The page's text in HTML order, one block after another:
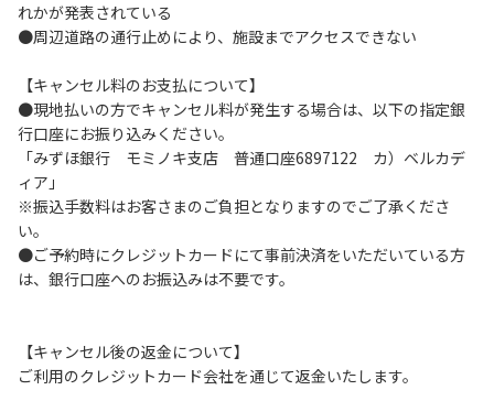
ミは持ち帰りお願いします。
６．BBQ及び焚火台の灰につきましては鎮火を確認した上で
７．暴力団等反社会勢力及びその関係者ならびに公共の秩
序、善良の風俗に反する恐れのある場合には、ご利用をお断
りいたします。
８．不可抗力以外の事由により建造物、家具、備品、その他
の物品を損傷、紛失、汚染させた場合には、相当額を弁償し
ていただくことがあります。
９．当キャンプ場内（駐車場を含む）での事故や盗難などに
つきましては、一切の責任を負いかねます。
１０．車中で宿泊される場合は、必ずエンジンを停止してく
の間車輌移動はご遠慮ください。
１２．レンタル品は管理棟に返却してください。
れかが発表されている
●周辺道路の通行止めにより、施設までアクセスできない
【キャンセル料のお支払について】
●現地払いの方でキャンセル料が発生する場合は、以下の指定銀
行口座にお振り込みください。
「みずほ銀行 モミノキ支店 普通口座6897122 カ）ベルカデ
ィア」
※振込手数料はお客さまのご負担となりますのでご了承くださ
い。
●ご予約時にクレジットカードにて事前決済をいただいている方
は、銀行口座へのお振込みは不要です。
【キャンセル後の返金について】
ご利用のクレジットカード会社を通じて返金いたします。